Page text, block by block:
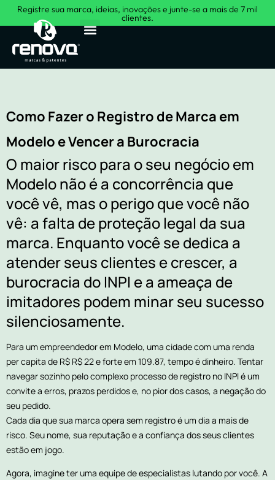
Registre sua marca, ideias, inovações e junte-se a mais de 7 mil
clientes.
Como Fazer o Registro de Marca em
Modelo e Vencer a Burocracia
O maior risco para o seu negócio em
Modelo não é a concorrência que
você vê, mas o perigo que você não
vê: a falta de proteção legal da sua
marca. Enquanto você se dedica a
atender seus clientes e crescer, a
burocracia do INPI e a ameaça de
imitadores podem minar seu sucesso
silenciosamente.
Para um empreendedor em Modelo, uma cidade com uma renda
per capita de R$ R$ 22 e forte em 109.87, tempo é dinheiro. Tentar
navegar sozinho pelo complexo processo de registro no INPI é um
convite a erros, prazos perdidos e, no pior dos casos, a negação do
seu pedido.
Cada dia que sua marca opera sem registro é um dia a mais de
risco. Seu nome, sua reputação e a confiança dos seus clientes
estão em jogo.
Agora, imagine ter uma equipe de especialistas lutando por você. A